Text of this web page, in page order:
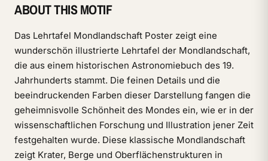
ABOUT THIS MOTIF
Das Lehrtafel Mondlandschaft Poster zeigt eine
wunderschön illustrierte Lehrtafel der Mondlandschaft,
die aus einem historischen Astronomiebuch des 19.
Jahrhunderts stammt. Die feinen Details und die
beeindruckenden Farben dieser Darstellung fangen die
geheimnisvolle Schönheit des Mondes ein, wie er in der
wissenschaftlichen Forschung und Illustration jener Zeit
festgehalten wurde. Diese klassische Mondlandschaft
zeigt Krater, Berge und Oberflächenstrukturen in